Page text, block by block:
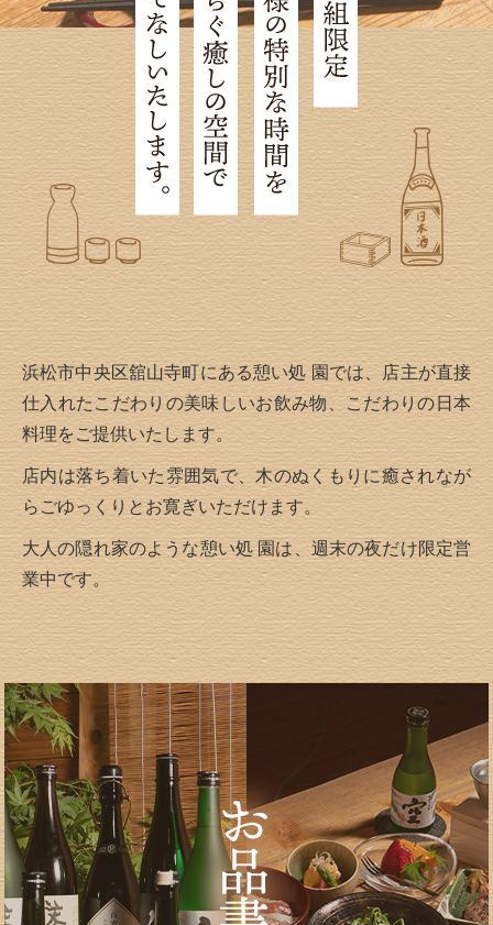
浜松市中央区舘山寺町にある憩い処 園では、 店主が直接
仕入れたこだわりの美味しいお飲み物、こだわりの日本
料理をご提供いたします。
店内は落ち着いた雰囲気で、木のぬくもりに癒されなが
ら ごゆっくりとお寛ぎいただけます。
大人の隠れ家のような憩い処 園は、週末の夜だけ限定営
業中です。